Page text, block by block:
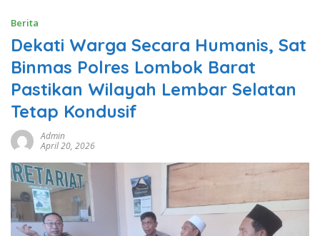
Berita
Dekati Warga Secara Humanis, Sat
Binmas Polres Lombok Barat
Pastikan Wilayah Lembar Selatan
Tetap Kondusif
Admin
April 20, 2026